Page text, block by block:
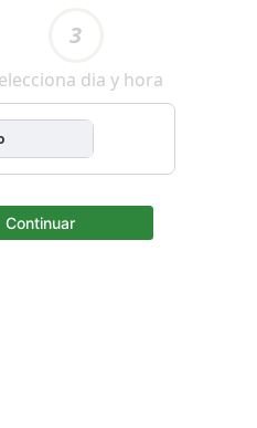
3
dia y hora
Continuar